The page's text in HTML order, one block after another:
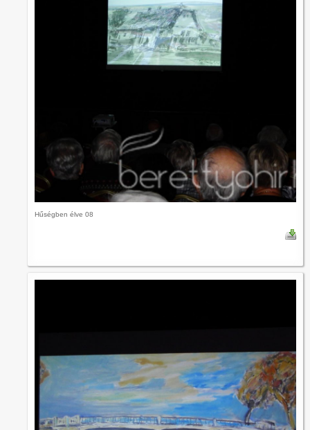
Hűségben élve 08